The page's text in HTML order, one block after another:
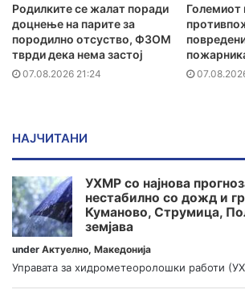
Родилките се жалат поради
доцнење на парите за
породилно отсуство, ФЗОМ
тврди дека нема застој
07.08.2026 21:24
Големиот
НАЈЧИТАНИ
УХМР со најнова
нестабилно со дожд и
Куманово, Струмица,
земјава
under Актуелно, Македонија
Управата за хидрометеоролошки работи